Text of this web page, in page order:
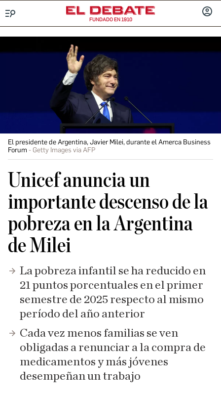
FUNDADO EN 1910
El presidente de Argentina, Javier Milei, durante el Amerca Business
Forum
Getty Images via AFP
Unicef anuncia un
importante descenso de la
pobreza en la Argentina
de Milei
La pobreza infantil se ha reducido en
21 puntos porcentuales en el primer
semestre de 2025 respecto al mismo
período del año anterior
Cada vez menos familias se ven
obligadas a renunciar a la compra de
medicamentos y más jóvenes
desempeñan un trabajo